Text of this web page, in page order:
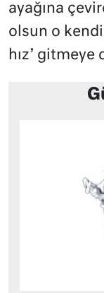
ayağına
olsun o
hız’ gitmeye